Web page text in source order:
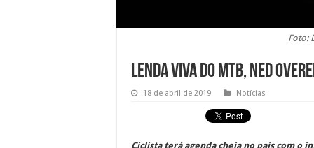
Foto:
Lenda viva do MTB, Ned
18 de abril de 2019 Notícias
Ciclista terá agenda cheia no país com o